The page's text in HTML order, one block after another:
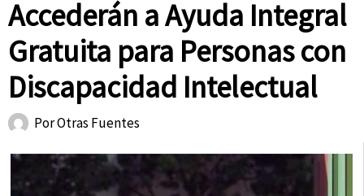
Accederán a Ayuda Integral
Gratuita para Personas con
Discapacidad Intelectual
PorOtras Fuentes